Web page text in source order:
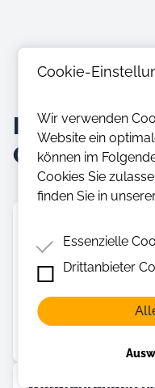
Ort
Ruhrgebiets
Erstaunliche Dinge
verbringen.
Cookie-
Wir verwenden
Website ein
können im
Cookies Sie
finden Sie in
Essenzielle
Essenzielle
Drittanbieter
Drittanbieter
Drittanbieter-
Youtube oder